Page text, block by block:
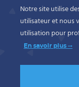
Notre site utilise
utilisateur et nous
utilisation pour
En savoir plus